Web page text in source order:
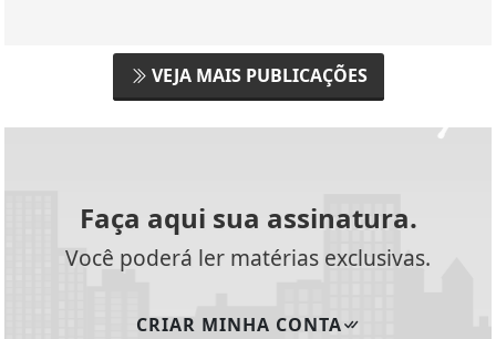
VEJA MAIS PUBLICAÇÕES
Faça aqui sua assinatura.
Você poderá ler matérias exclusivas.
CRIAR MINHA CONTA